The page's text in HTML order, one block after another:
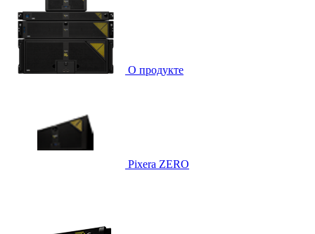
О продукте
Pixera ZERO